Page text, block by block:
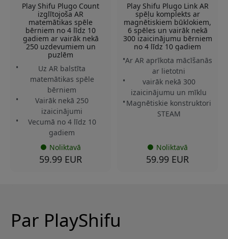
Play Shifu Plugo Count
izglītojoša AR
matemātikas spēle
bērniem no 4 līdz 10
gadiem ar vairāk nekā
250 uzdevumiem un
puzlēm
Uz AR balstīta
matemātikas spēle
bērniem
Vairāk nekā 250
izaicinājumi
Vecumā no 4 līdz 10
gadiem
Noliktavā
59.99 EUR
Play Shifu Plugo Link AR
spēļu komplekts ar
magnētiskiem būklokiem,
6 spēles un vairāk nekā
300 izaicinājumu bērniem
no 4 līdz 10 gadiem
Ar AR aprīkota mācīšanās
ar lietotni
vairāk nekā 300
izaicinājumu un mīklu
Magnētiskie konstruktori
STEAM
Noliktavā
59.99 EUR
Par PlayShifu